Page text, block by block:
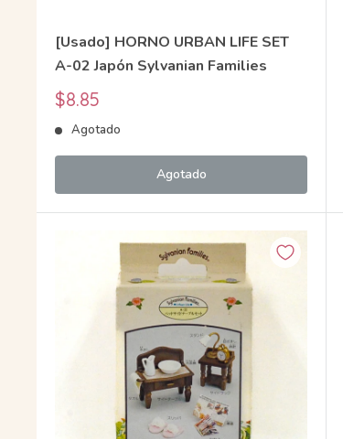
[Usado] HORNO URBAN LIFE SET
A-02 Japón Sylvanian Families
Precio
de
venta
$8.85
Agotado
Agotado